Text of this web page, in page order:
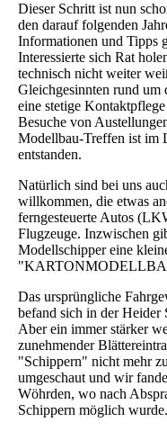
Dieser Schritt ist nun
den darauf folgenden
Informationen und Tipps
Interessierte sich Rat
technisch nicht weiter
Gleichgesinnten rund um
eine stetige
Besuche von
Modellbau-Treffen ist im
entstanden.
Natürlich sind bei uns
willkommen, die etwas
ferngesteuerte Autos
Flugzeuge. Inzwischen
Modellschipper eine
Das ursprüngliche
befand sich in der
Aber ein immer stärker
zunehmender
"Schippern" nicht mehr
umgeschaut und wir
Wöhrden, wo nach
Schippern möglich wurde.